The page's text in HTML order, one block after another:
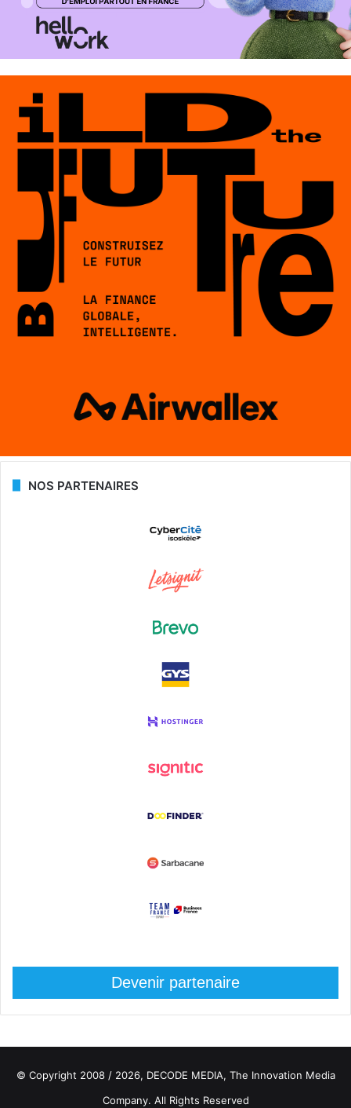
NOS PARTENAIRES
Devenir partenaire
© Copyright 2008 / 2026, DECODE MEDIA, The Innovation Media
Company. All Rights Reserved